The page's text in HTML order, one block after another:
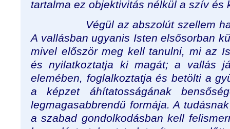
tartalma ez objektivitás nélkül a szív és
Végül az abszolút szellem
A vallásban ugyanis Isten elsősorban
mivel először meg kell tanulni, mi az
és nyilatkoztatja ki magát; a vallás
elemében, foglalkoztatja és betölti a
a képzet áhítatosságának
legmagasabbrendű formája. A
a szabad gondolkodásban kell